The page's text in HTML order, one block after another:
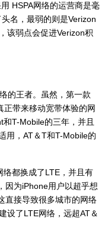
HSPA网络的运营商是毫
名，最弱的则是Verizon
该弱点会促进Verizon积
的王者。虽然，第一款
正带来移动宽带体验的网
T-Mobile的三年，并且
用，AT＆T和T-Mobile的
都换成了LTE，并且有
因为iPhone用户以超乎想
直接导致很多城市的网络
设了LTE网络，远超AT＆